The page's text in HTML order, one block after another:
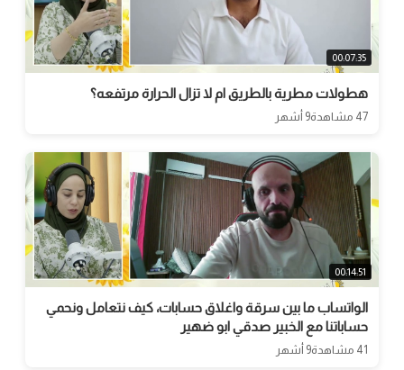
00:07:35
هطولات مطرية بالطريق ام لا تزال الحرارة مرتفعه؟
47 مشاهدة 9 أشهر
00:14:51
الواتساب ما بين سرقة واغلاق حسابات، كيف نتعامل ونحمي
حساباتنا مع الخبير صدقي ابو ضهير
41 مشاهدة 9 أشهر